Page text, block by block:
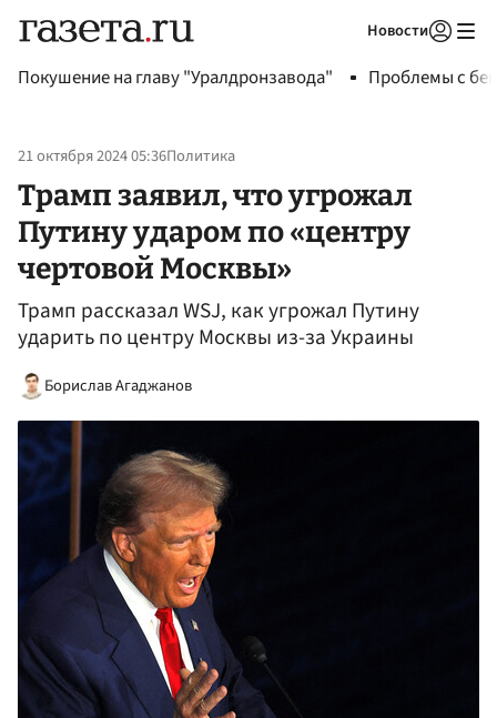
Новости
Покушение на главу "Уралдронзавода" Проблемы с
21 октября 2024 05:36Политика
Трамп заявил, что угрожал
Путину ударом по «центру
чертовой Москвы»
Трамп рассказал WSJ, как угрожал Путину
ударить по центру Москвы из-за Украины
Борислав Агаджанов